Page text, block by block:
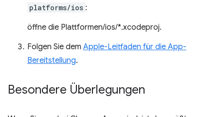
platforms/ios :
öffne die Plattformen/ios/*.xcodeproj.
Folgen Sie dem Apple-Leitfaden für die App-
Bereitstellung.
Besondere Überlegungen